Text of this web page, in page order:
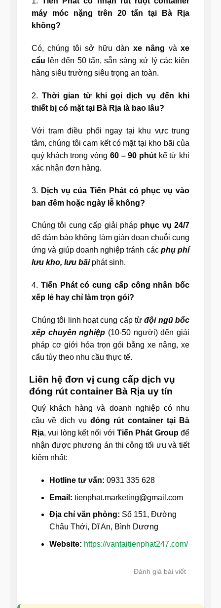
máy móc nặng trên 20 tấn tại Bà Rịa
không?
Có, chúng tôi sở hữu dàn xe nâng vàxe
cẩu lên đến 50 tấn, sẵn sàng xử lý các kiện
hàng siêu trường siêu trọng an toàn.
2. Thời gian từ khi gọi dịch vụ đến khi
thiết bị có mặt tại Bà Rịa là bao lâu?
Với trạm điều phối ngay tại khu vực trung
tâm, chúng tôi cam kết có mặt tại kho bãi của
quý khách trong vòng 60 – 90 phútkể từ khi
xác nhận đơn hàng.
3. Dịch vụ của Tiến Phát có phục vụ vào
ban đêm hoặc ngày lễ không?
Chúng tôi cung cấp giải pháp phục vụ 24/7
để đảm bảo không làm gián đoạn chuỗi cung
ứng và giúp doanh nghiệp tránh các phụ phí
lưu kho, lưu bãiphát sinh.
4. Tiến Phát có cung cấp công nhân bốc
xếp lẻ hay chỉ làm trọn gói?
Chúng tôi linh hoạt cung cấp từđội ngũ bốc
xếp chuyên nghiệp (10-50 người) đến giải
pháp cơ giới hóa trọn gói bằng xe nâng, xe
cẩu tùy theo nhu cầu thực tế.
Liên hệ đơn vị cung cấp dịch vụ
đóng rút container Bà Rịa uy tín
Quý khách hàng và doanh nghiệp có nhu
cầu về dịch vụ đóng rút container tại Bà
Rịa, vui lòng kết nối với Tiến Phát Groupđể
nhận được phương án thi công tối ưu và tiết
kiệm nhất:
Hotline tư vấn: 0931 335 628
Email: tienphat.marketing@gmail.com
Địa chỉ văn phòng: Số 151, Đường
Châu Thới, Dĩ An, Bình Dương
Website: https://vantaitienphat247.com/
Đánh giá bài viết